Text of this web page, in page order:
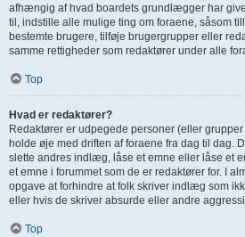
afhængig af hvad boardets grundlægger har
til, indstille alle mulige ting om foraene, såsom
bestemte brugere, tilføje brugergrupper eller
samme rettigheder som redaktører under alle
Top
Hvad er redaktører?
Redaktører er udpegede personer (eller
holde øje med driften af foraene fra dag til dag.
slette andres indlæg, låse et emne eller låse et
et emne i forummet som de er redaktører for. I
opgave at forhindre at folk skriver indlæg som
eller hvis de skriver absurde eller andre
Top